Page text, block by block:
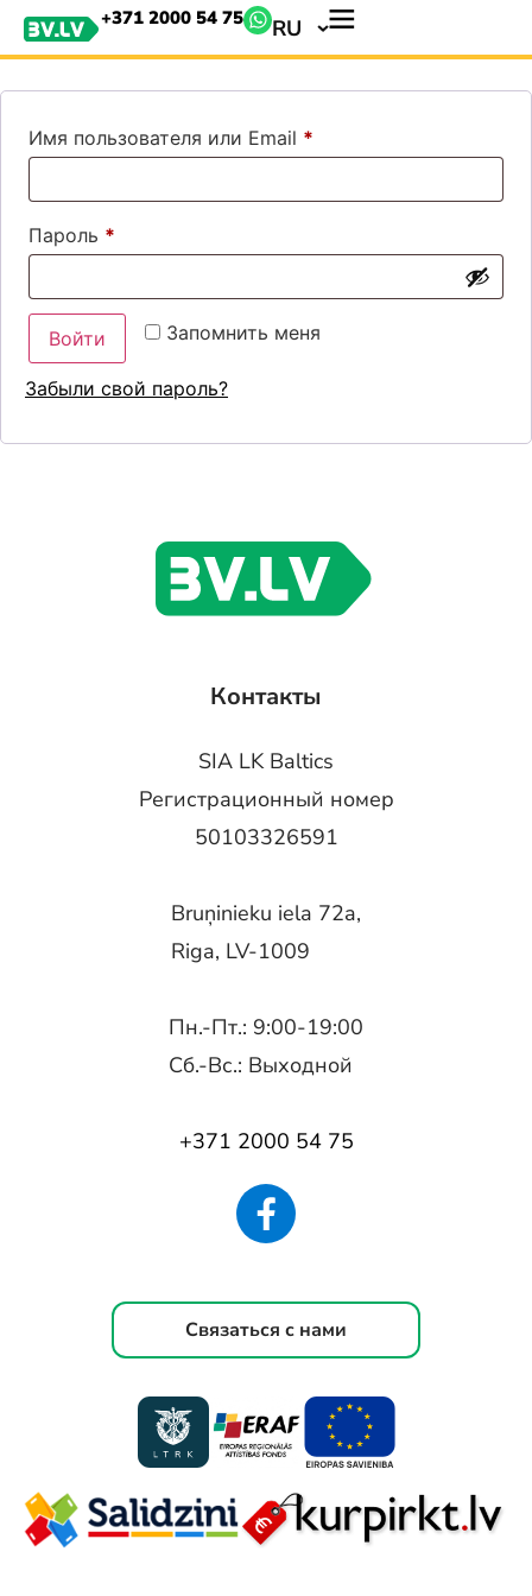
+371 2000 54 75 RU
Вход
Имя пользователя или Email *
Пароль *
Запомнить меня
Войти
Забыли свой пароль?
Контакты
SIA LK Baltics
Регистрационный номер
50103326591
Bruņinieku iela 72a,
Riga, LV-1009
Пн.-Пт.: 9:00-19:00
Сб.-Вс.: Выходной
+371 2000 54 75
Связаться с нами